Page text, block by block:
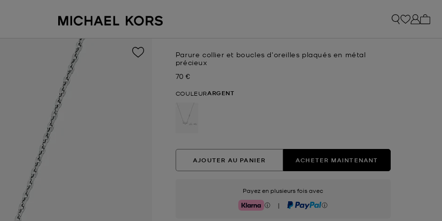
Parure collier et boucles d'oreilles plaqués en métal
précieux
Prix actuel
70 €
COULEURARGENT
AJOUTER AU PANIER ACHETER MAINTENANT
Payez en plusieurs fois avec
Klarna | PayPal